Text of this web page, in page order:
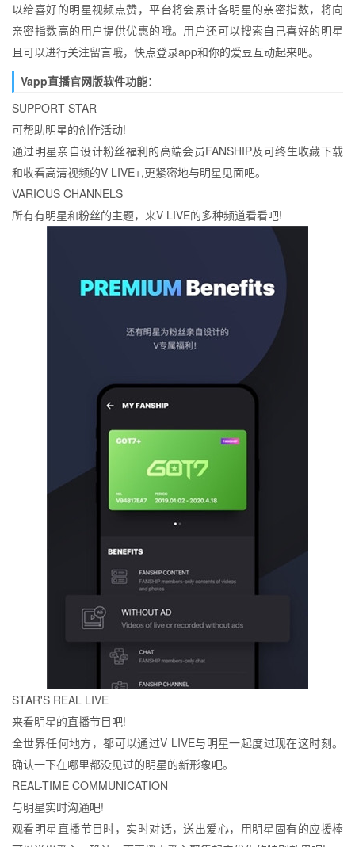
以给喜好的明星视频点赞，平台将会累计各明星的亲密指数，将向
亲密指数高的用户提供优惠的哦。用户还可以搜索自己喜好的明星
且可以进行关注留言哦，快点登录app和你的爱豆互动起来吧。
Vapp直播官网版软件功能：
SUPPORT STAR
可帮助明星的创作活动!
通过明星亲自设计粉丝福利的高端会员FANSHIP及可终生收藏下载
和收看高清视频的V LIVE+,更紧密地与明星见面吧。
VARIOUS CHANNELS
所有有明星和粉丝的主题，来V LIVE的多种频道看看吧!
STAR'S REAL LIVE
来看明星的直播节目吧!
全世界任何地方，都可以通过V LIVE与明星一起度过现在这时刻。
确认一下在哪里都没见过的明星的新形象吧。
REAL-TIME COMMUNICATION
与明星实时沟通吧!
观看明星直播节目时，实时对话，送出爱心，用明星固有的应援棒